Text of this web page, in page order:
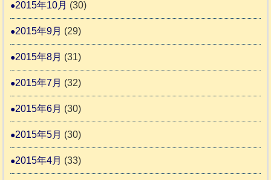
2015年10月 (30)
2015年9月 (29)
2015年8月 (31)
2015年7月 (32)
2015年6月 (30)
2015年5月 (30)
2015年4月 (33)